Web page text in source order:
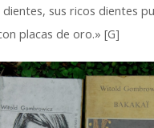
sus ricos dientes
placas de oro.» [G]